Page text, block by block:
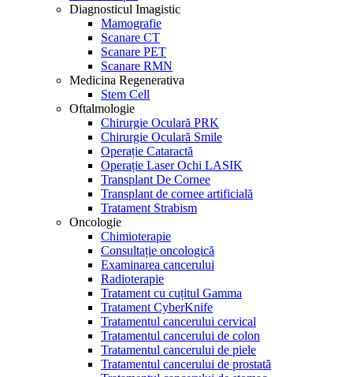
Diagnosticul Imagistic
Mamografie
Scanare CT
Scanare PET
Scanare RMN
Medicina Regenerativa
Stem Cell
Oftalmologie
Chirurgie Oculară PRK
Chirurgie Oculară Smile
Operație Cataractă
Operație Laser Ochi LASIK
Transplant De Cornee
Transplant de cornee artificială
Tratament Strabism
Oncologie
Chimioterapie
Consultație oncologică
Examinarea cancerului
Radioterapie
Tratament cu cuțitul Gamma
Tratament CyberKnife
Tratamentul cancerului cervical
Tratamentul cancerului de colon
Tratamentul cancerului de piele
Tratamentul cancerului de prostată